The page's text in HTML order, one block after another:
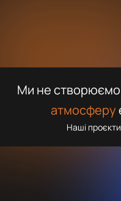
Ми не створюємо
атмосферу
Наші